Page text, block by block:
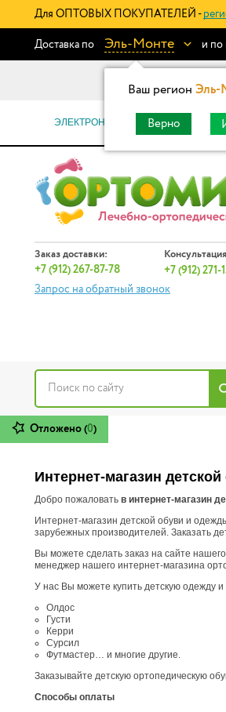
Для ОПТОВЫХ ПОКУПАТЕЛЕЙ -
Доставка по Эль-Монте
Ваш регион Эль-
Верно
и по
ЭЛЕКТРОННЫЕ СЕРТИФИКАТЫ
Заказ доставки:
+7 (912) 267-87-78
+7 (912) 271-
Запрос на обратный звонок
Отложено (0)
Интернет-магазин
Добро пожаловать в интернет-магазин
Интернет-магазин детской обуви и
зарубежных производителей. Заказать
Вы можете сделать заказ на сайте
менеджер нашего интернет-магазина
У нас Вы можете купить детскую одежду и
Олдос
Густи
Керри
Сурсил
Футмастер… и многие другие.
Заказывайте детскую ортопедическую
Способы оплаты